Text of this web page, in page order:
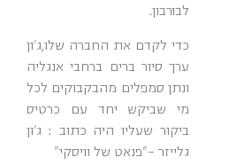
לבורבון.
כדי לקדם את החברה שלו,ג'ון
ערך סיור ברים ברחבי אנגליה
ונתן סמפלים מהבקבוקים לכל
מי שביקש יחד עם כרטיס
ביקור שעליו היה כתוב : ג'ון
גלייזר -"פנאט של וויסקי"